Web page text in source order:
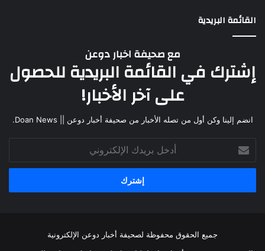
القائمة البريدية
مع صحيفة اخبار دوعن
إشترك في القائمة البريدية للحصول
على آخر الأخبار!
انضم إلينا وكن أول من تصله الأخبار من صحيفة أخبار دوعن || Doan News.
جميع الحقوق محفوظة لصحيفة أخبار دوعن الإلكترونية